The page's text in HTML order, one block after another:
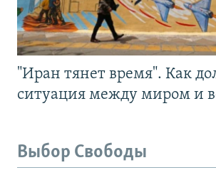
"Иран тянет время". Как
ситуация между миром и
Выбор Свободы